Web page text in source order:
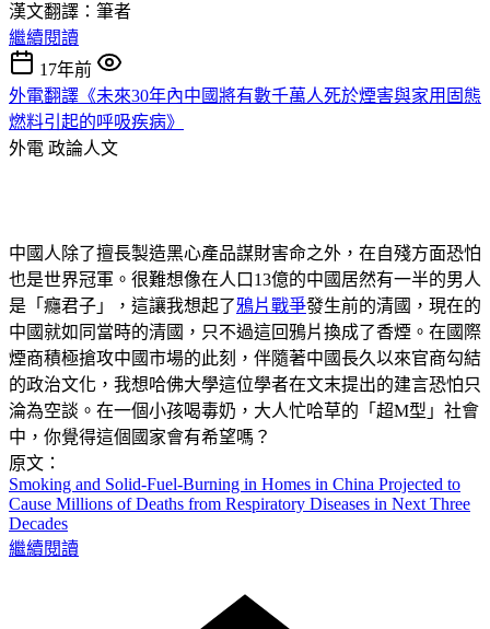
漢文翻譯：筆者
繼續閱讀
17年前
外電翻譯《未來30年內中國將有數千萬人死於煙害與家用固態
燃料引起的呼吸疾病》
外電 政論人文
中國人除了擅長製造黑心產品謀財害命之外，在自殘方面恐怕
也是世界冠軍。很難想像在人口13億的中國居然有一半的男人
是「癮君子」，這讓我想起了鴉片戰爭發生前的清國，現在的
中國就如同當時的清國，只不過這回鴉片換成了香煙。在國際
煙商積極搶攻中國市場的此刻，伴隨著中國長久以來官商勾結
的政治文化，我想哈佛大學這位學者在文末提出的建言恐怕只
淪為空談。在一個小孩喝毒奶，大人忙哈草的「超M型」社會
中，你覺得這個國家會有希望嗎？
原文：
Smoking and Solid-Fuel-Burning in Homes in China Projected to
Cause Millions of Deaths from Respiratory Diseases in Next Three
Decades
繼續閱讀